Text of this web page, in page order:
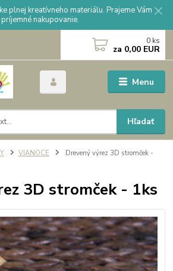
plnej kreatívneho materiálu. Prajeme Vám
príjemné nakupovanie.
Menu
Hľadať
0 ks
za 0,00 EUR
VIANOCE
Drevený výrez 3D stromček -
3D stromček - 1ks